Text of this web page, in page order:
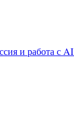
и работа с AI